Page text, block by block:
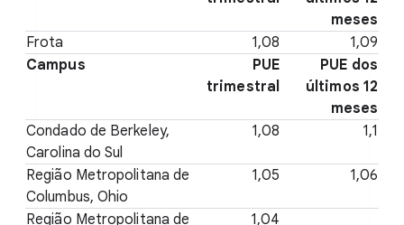
meses
Frota
1,08
1,09
Campus
PUE
trimestral
PUE dos
últimos 12
meses
Condado de Berkeley,
Carolina do Sul
1,08 1,1
Região Metropolitana de
Columbus, Ohio
1,05 1,06
Região Metropolitana de 1,04